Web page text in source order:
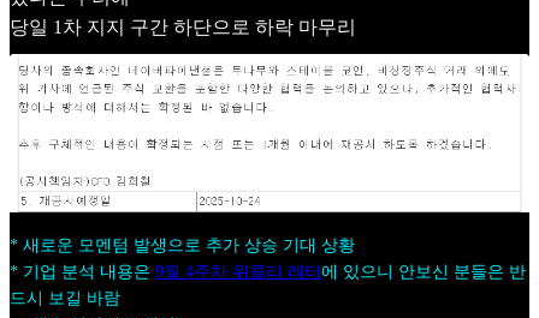
당일 1차 지지 구간 하단으로 하락 마무리
* 새로운 모멘텀 발생으로 추가 상승 기대 상황
* 기업 분석 내용은 9월 4주차 위클리 레터 에 있으니 안보신 분들은 반
드시 보길 바람